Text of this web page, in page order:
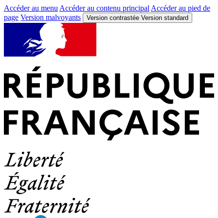
Accéder au menu Accéder au contenu principal Accéder au pied de
page Version malvoyants Version contrastée Version standard